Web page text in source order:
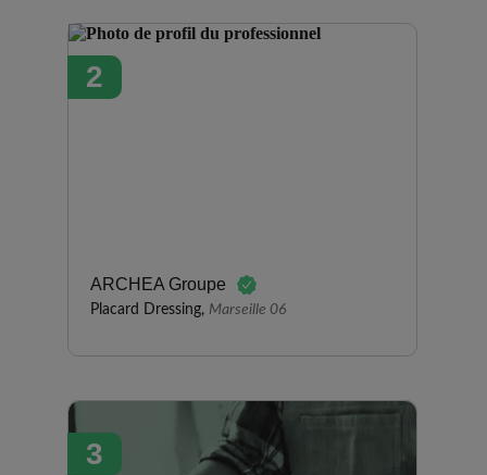
intéressantes. Nous leur avons
entièrement satisfaits.
2
ARCHEA Groupe
Placard Dressing, Marseille 06
3